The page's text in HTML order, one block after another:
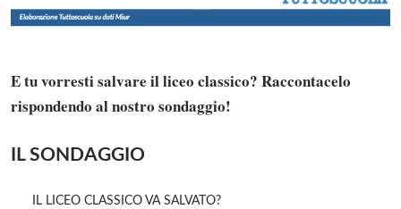
E tu vorresti salvare il liceo classico? Raccontacelo
rispondendo al nostro sondaggio!
IL SONDAGGIO
IL LICEO CLASSICO VA SALVATO?